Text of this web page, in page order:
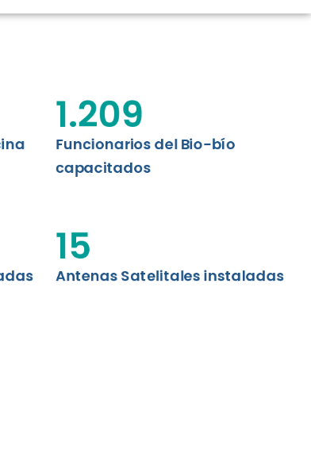
Funcionarios del Bio-bío
capacitados
1.209
Antenas Satelitales instaladas
15